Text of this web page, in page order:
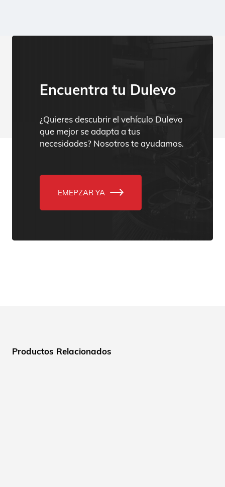
Encuentra tu Dulevo
¿Quieres descubrir el vehículo Dulevo
que mejor se adapta a tus
necesidades? Nosotros te ayudamos.
EMEPZAR YA
Productos Relacionados